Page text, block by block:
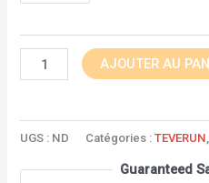
AJOUTER AU
UGS : ND Catégories :TEVERUN
Guaranteed